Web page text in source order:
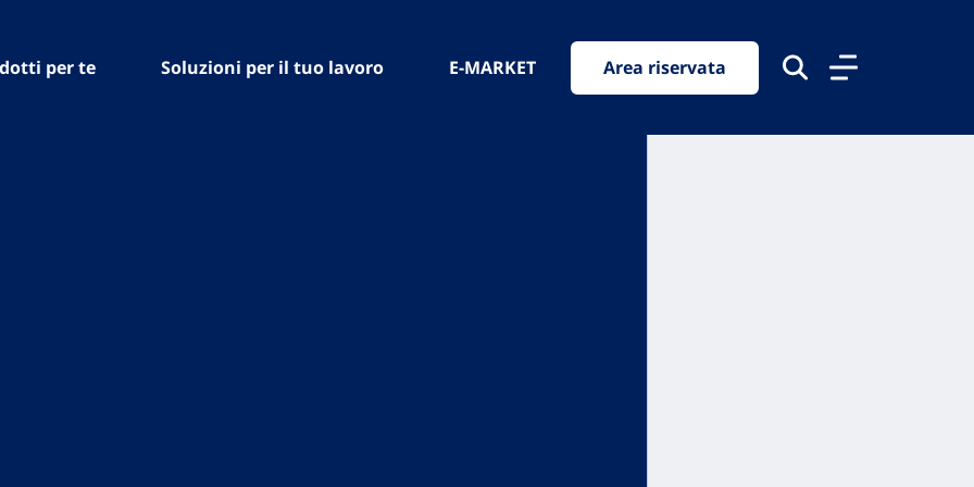
per te Soluzioni per il tuo lavoro E-MARKET Area riservata